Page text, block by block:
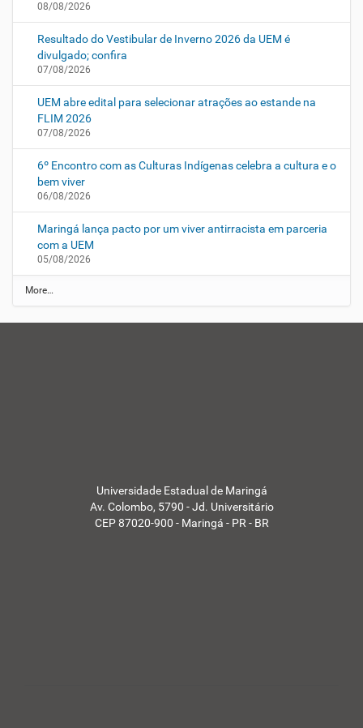
08/08/2026
Resultado do Vestibular de Inverno 2026 da UEM é
divulgado; confira
07/08/2026
UEM abre edital para selecionar atrações ao estande na
FLIM 2026
07/08/2026
6º Encontro com as Culturas Indígenas celebra a cultura e o
bem viver
06/08/2026
Maringá lança pacto por um viver antirracista em parceria
com a UEM
05/08/2026
N
O
More…
Universidade Estadual de Maringá
Av. Colombo, 5790 - Jd. Universitário
CEP 87020-900 - Maringá - PR - BR